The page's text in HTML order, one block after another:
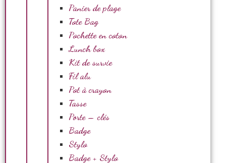
Panier de plage
Tote Bag
Pochette en coton
Lunch box
Kit de survie
Fil alu
Pot à crayon
Tasse
Porte – clés
Badge
Stylo
Badge + Stylo